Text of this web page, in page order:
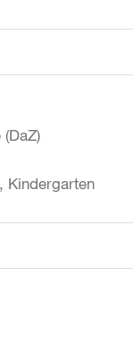
Kindergarten